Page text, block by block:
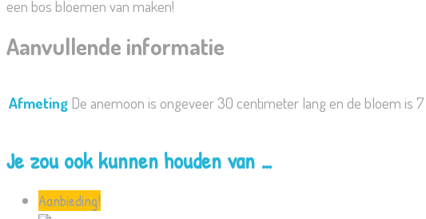
een bos bloemen van maken!
Aanvullende informatie
Afmeting De anemoon is ongeveer 30 centimeter lang en de bloem is
Je zou ook kunnen houden van …
Aanbieding!